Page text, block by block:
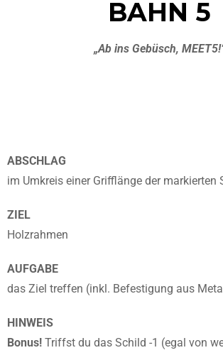
BAHN 5
„Ab ins Gebüsch,
ABSCHLAG
im Umkreis einer Grifflänge der markierten
ZIEL
Holzrahmen
AUFGABE
das Ziel treffen (inkl. Befestigung aus
HINWEIS
Bonus! Triffst du das Schild -1 (egal von